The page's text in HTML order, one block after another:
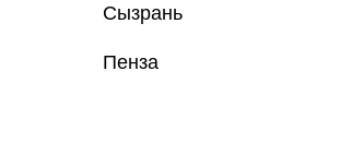
Сызрань
Пенза